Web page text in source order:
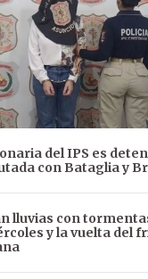
del IPS es
con Bataglia y
lluvias con
y la vuelta del